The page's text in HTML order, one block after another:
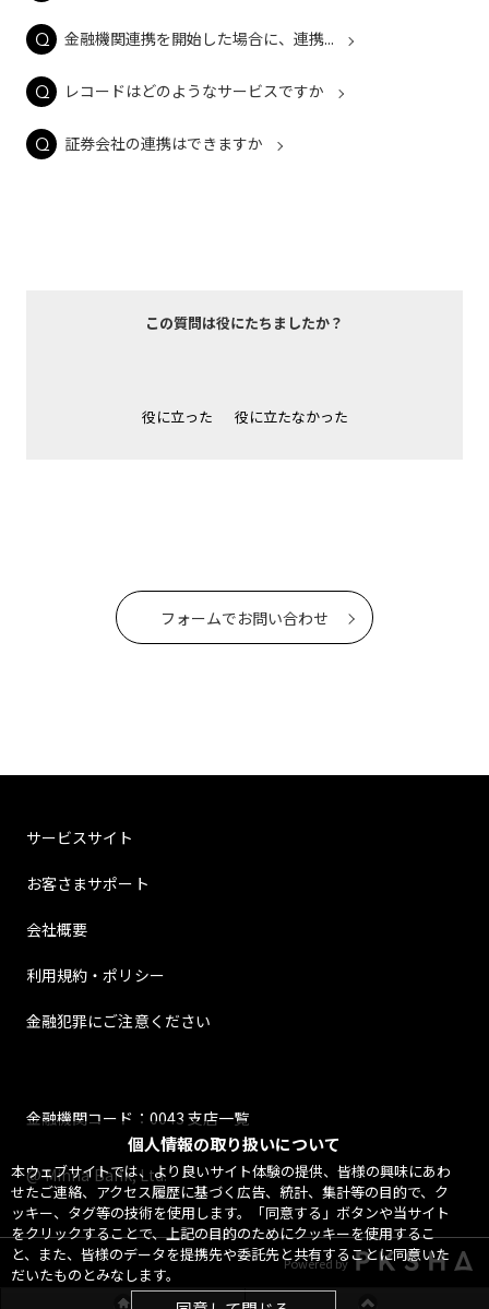
個人情報の取り扱いについて
本ウェブサイトでは、より良いサイト体験の提供、皆様の興味にあわ
せたご連絡、アクセス履歴に基づく広告、統計、集計等の目的で、ク
ッキー、タグ等の技術を使用します。「同意する」ボタンや当サイト
をクリックすることで、上記の目的のためにクッキーを使用するこ
と、また、皆様のデータを提携先や委託先と共有することに同意いた
だいたものとみなします。
金融機関連携を開始した場合に、連携...
レコードはどのようなサービスですか
証券会社の連携はできますか
この質問は役にたちましたか？
役に立った 役に立たなかった
フォームでお問い合わせ
サービスサイト
お客さまサポート
会社概要
利用規約・ポリシー
金融犯罪にご注意ください
金融機関コード：0043 支店一覧
@ Minna Bank, Ltd.
Powered by